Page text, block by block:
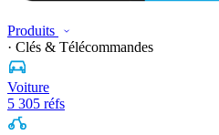
Produits
· Clés & Télécommandes
Voiture
5 305 réfs